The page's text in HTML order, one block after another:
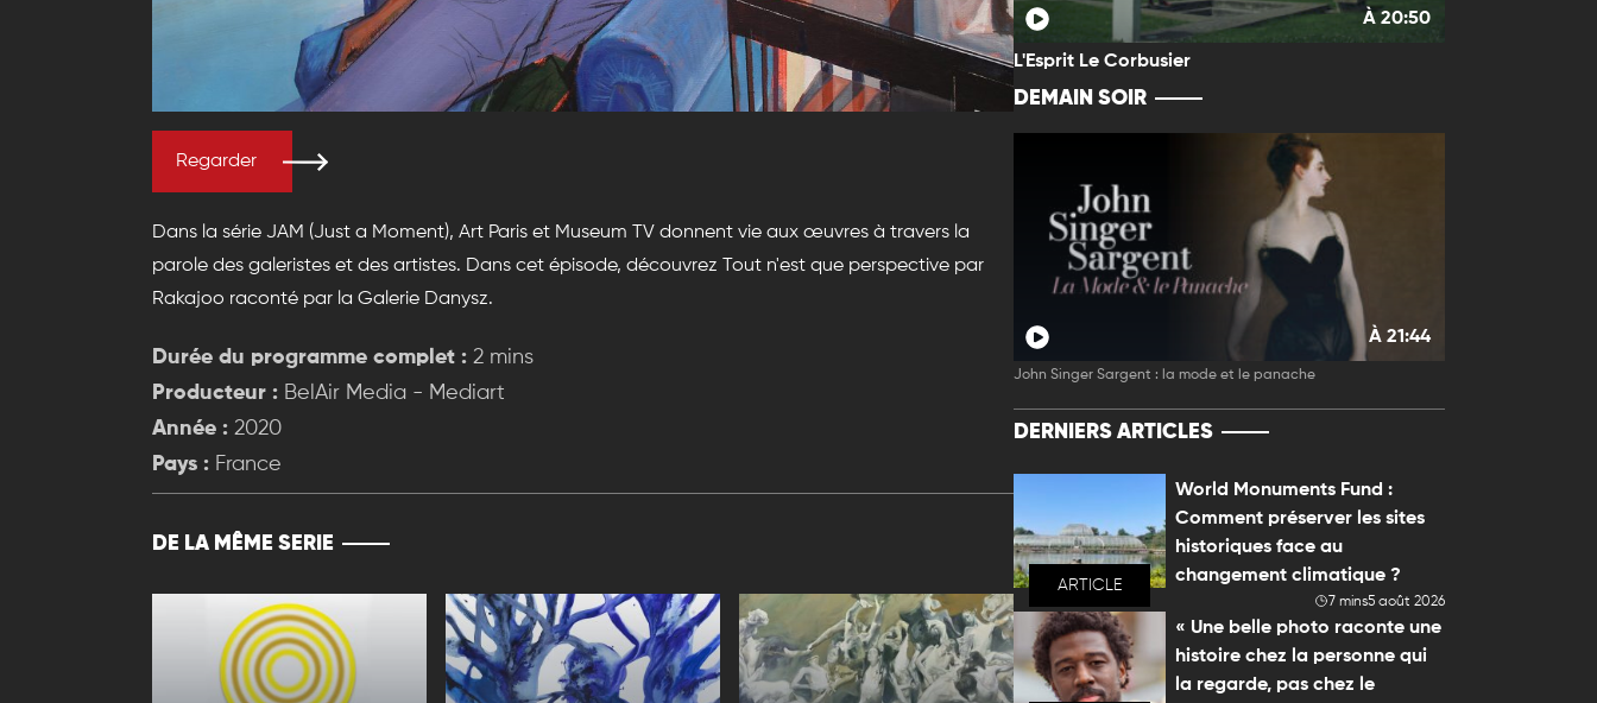
Regarder
Dans la série JAM (Just a Moment), Art Paris et Museum TV donnent vie aux œuvres à travers la
parole des galeristes et des artistes. Dans cet épisode, découvrez Tout n'est que perspective par
Rakajoo raconté par la Galerie Danysz.
Durée du programme complet : 2 mins
Producteur : BelAir Media - Mediart
Année : 2020
Pays : France
DE LA MÊME SERIE
À 20:50
L'Esprit Le Corbusier
DEMAIN SOIR
À 21:44
John Singer Sargent : la mode et le panache
DERNIERS ARTICLES
ARTICLE
World Monuments Fund :
Comment préserver les sites
historiques face au
changement climatique ?
7 mins5 août 2026
« Une belle photo raconte une
histoire chez la personne qui
la regarde, pas chez le